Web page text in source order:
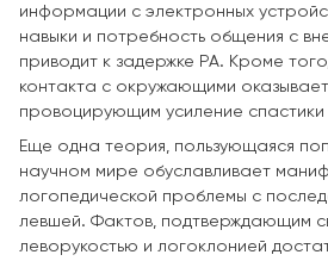
информации с электронных
навыки и потребность общения с
приводит к задержке РА. Кроме
контакта с окружающими
провоцирующим усиление
Еще одна теория, пользующаяся
научном мире обуславливает
логопедической проблемы с
левшей. Фактов, подтверждающим
леворукостью и логоклонией